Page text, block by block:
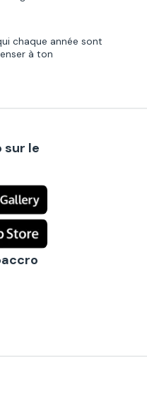
chaque année sont
à ton
sur le